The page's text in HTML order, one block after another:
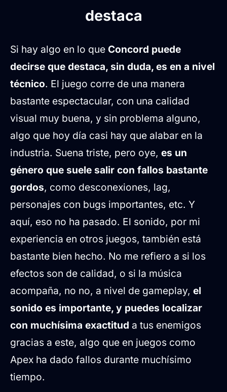
destaca
Si hay algo en lo que Concord puede
decirse que destaca, sin duda, es en a nivel
técnico. El juego corre de una manera
bastante espectacular, con una calidad
visual muy buena, y sin problema alguno,
algo que hoy día casi hay que alabar en la
industria. Suena triste, pero oye, es un
género que suele salir con fallos bastante
gordos, como desconexiones, lag,
personajes con bugs importantes, etc. Y
aquí, eso no ha pasado. El sonido, por mi
experiencia en otros juegos, también está
bastante bien hecho. No me refiero a si los
efectos son de calidad, o si la música
acompaña, no no, a nivel de gameplay, el
sonido es importante, y puedes localizar
con muchísima exactitud a tus enemigos
gracias a este, algo que en juegos como
Apex ha dado fallos durante muchísimo
tiempo.